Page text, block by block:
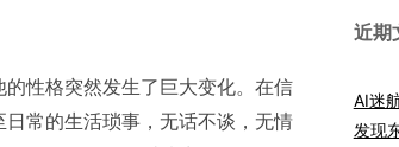
性格突然发生了巨大变化。在信
常的生活琐事，无话不谈，无情
近期
AI迷
发现